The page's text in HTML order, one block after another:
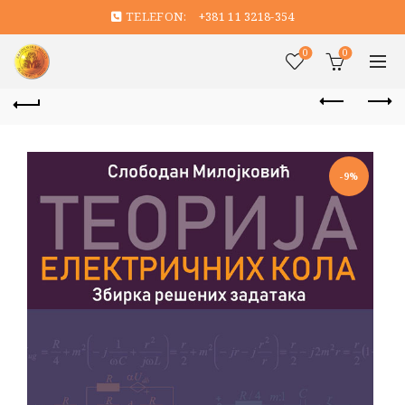
TELEFON: +381 11 3218-354
0 0
-9%